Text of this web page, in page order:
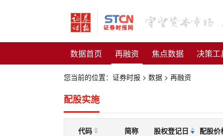
数据首页 再融资 焦点数据 决策工
您当前的位置： 证券时报 > 数据 > 再融资
配股实施
代码 简称 股权登记日 配股价